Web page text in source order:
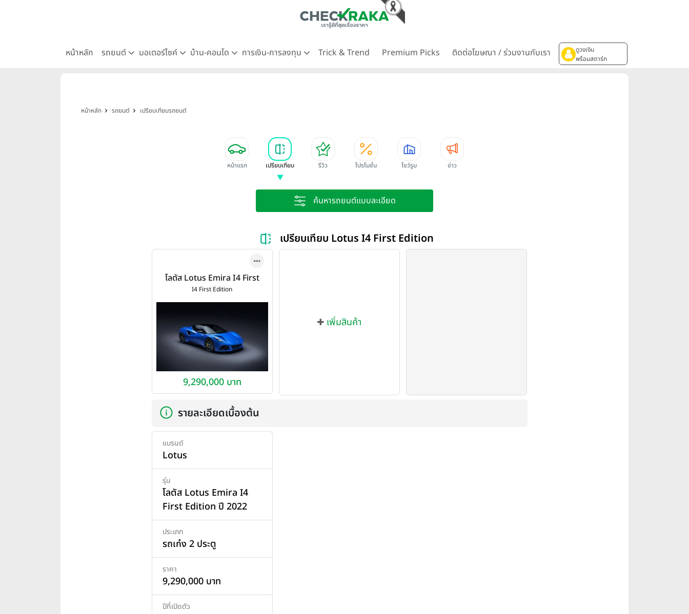
หน้าหลัก รถยนต์ มอเตอร์ไซค์ บ้าน-คอนโด การเงิน-การลงทุน Trick & Trend Premium Picks ติดต่อโฆษณา / ร่วมงานกับเรา
ดูวงเงิน
พร้อมสตาร์ท
หน้าหลัก รถยนต์ เปรียบเทียบรถยนต์
หน้าแรก เปรียบเทียบ รีวิว โปรโมชั่น โชว์รูม ข่าว
ค้นหารถยนต์แบบละเอียด
เปรียบเทียบ Lotus I4 First Edition
โลตัส Lotus Emira I4 First
Edition ปี 2022
I4 First Edition
9,290,000 บาท
เพิ่มสินค้า
รายละเอียดเบื้องต้น
แบรนด์
Lotus
รุ่น
โลตัส Lotus Emira I4
First Edition ปี 2022
ประเภท
รถเก๋ง 2 ประตู
ราคา
9,290,000 บาท
ปีที่เปิดตัว